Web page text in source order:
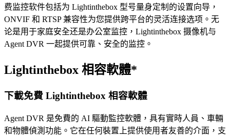
费监控软件包括为 Lightinthebox 型号量身定制的设置向导，
ONVIF 和 RTSP 兼容性为您提供跨平台的灵活连接选项。无
论是用于家庭安全还是办公室监控，Lightinthebox 摄像机与
Agent DVR 一起提供可靠、安全的监控。
Lightinthebox 相容軟體*
下載免費 Lightinthebox 相容軟體
Agent DVR 是免費的 AI 驅動監控軟體，具有實時人員、車輛
和物體偵測功能。它在任何裝置上提供使用者友善的介面，支